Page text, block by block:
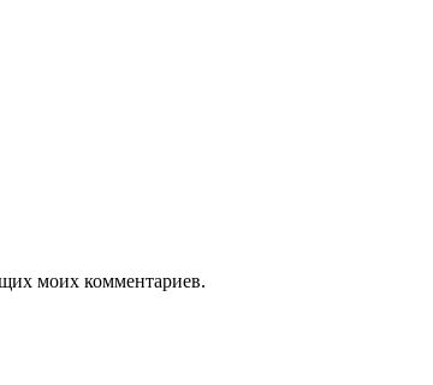
моих комментариев.